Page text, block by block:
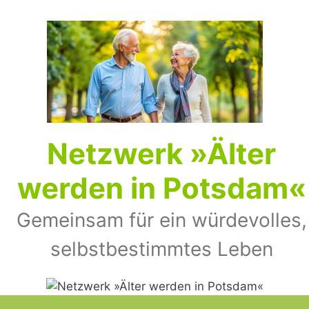
Netz­werk »Älter
wer­den in Pots­dam«
Gemeinsam für ein würdevolles,
selbst­bestimmtes Leben